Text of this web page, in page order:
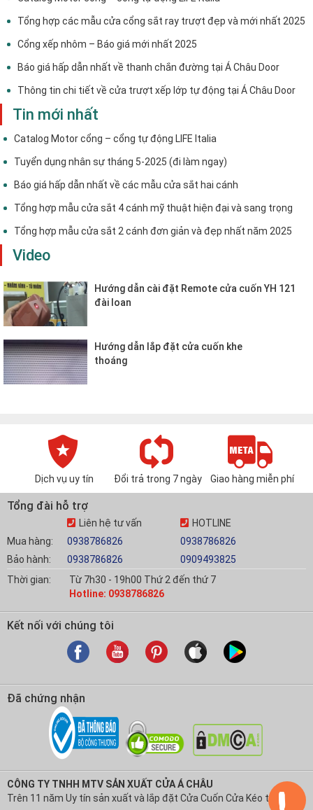
Tổng hợp các mẫu cửa cổng sắt ray trượt đẹp và mới nhất 2025
Cổng xếp nhôm – Báo giá mới nhất 2025
Báo giá hấp dẫn nhất về thanh chắn đường tại Á Châu Door
Thông tin chi tiết về cửa trượt xếp lớp tự động tại Á Châu Door
Tin mới nhất
Catalog Motor cổng – cổng tự động LIFE Italia
Tuyển dụng nhân sự tháng 5-2025 (đi làm ngay)
Báo giá hấp dẫn nhất về các mẫu cửa sắt hai cánh
Tổng hợp mẫu cửa sắt 4 cánh mỹ thuật hiện đại và sang trọng
Tổng hợp mẫu cửa sắt 2 cánh đơn giản và đẹp nhất năm 2025
Video
Hướng dẫn cài đặt Remote cửa cuốn YH 121
đài loan
Hướng dẫn lắp đặt cửa cuốn khe
thoáng
Dịch vụ uy tín Đổi trả trong 7 ngày Giao hàng miễn phí
Tổng đài hỗ trợ
Mua hàng:
Bảo hành:
Liên hệ tư vấn
0938786826
0938786826
HOTLINE
0938786826
0909493825
Thời gian:
Từ 7h30 - 19h00 Thứ 2 đến thứ 7
Hotline: 0938786826
Kết nối với chúng tôi
Đã chứng nhận
CÔNG TY TNHH MTV SẢN XUẤT CỬA Á CHÂU
Trên 11 năm Uy tín sản xuất và lắp đặt Cửa Cuốn Cửa Kéo tại Việt